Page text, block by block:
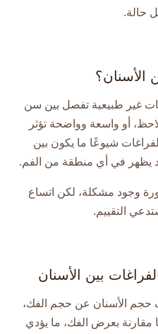
حالة.
الأسنان؟
غير طبيعية تفصل بين سن
أو واسعة وواضحة تؤثر
شيوعًا ما يكون بين
قد يظهر في أي منطقة من الفم.
وجود مشكلة، لكن اتساع
التقييم.
بين الأسنان
حجم الأسنان عن حجم الفك،
مقارنة بعرض الفك، ما يؤدي